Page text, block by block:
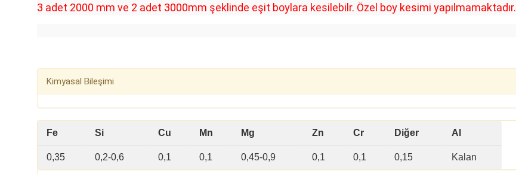
3 adet 2000 mm ve 2 adet 3000mm şeklinde eşit boylara kesilebilr. Özel boy kesimi yapılmamaktadır.
Kimyasal Bileşimi
Fe Si Cu Mn Mg Zn Cr Diğer Al
0,35 0,2-0,6 0,1 0,1 0,45-0,9 0,1 0,1 0,15 Kalan